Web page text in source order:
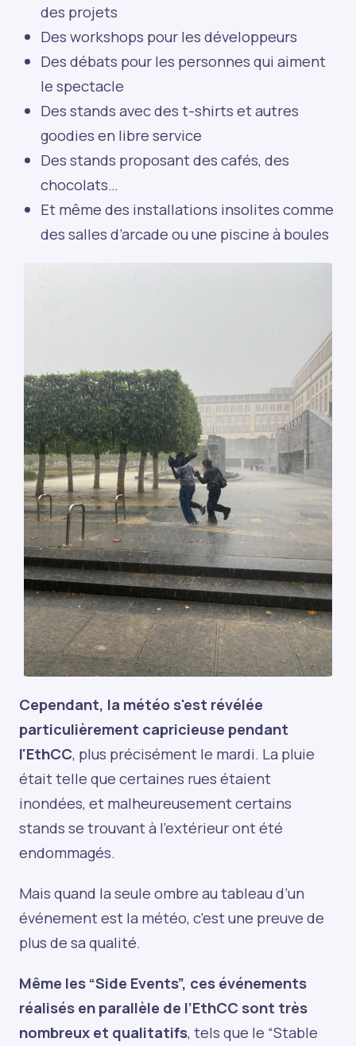
des projets
Des workshops pour les développeurs
Des débats pour les personnes qui aiment
le spectacle
Des stands avec des t-shirts et autres
goodies en libre service
Des stands proposant des cafés, des
chocolats…
Et même des installations insolites comme
des salles d’arcade ou une piscine à boules
Cependant, la météo s'est révélée
particulièrement capricieuse pendant
l'EthCC, plus précisément le mardi. La pluie
était telle que certaines rues étaient
inondées, et malheureusement certains
stands se trouvant à l'extérieur ont été
endommagés.
Mais quand la seule ombre au tableau d’un
événement est la météo, c’est une preuve de
plus de sa qualité.
Même les “Side Events”, ces événements
réalisés en parallèle de l’EthCC sont très
nombreux et qualitatifs, tels que le “Stable